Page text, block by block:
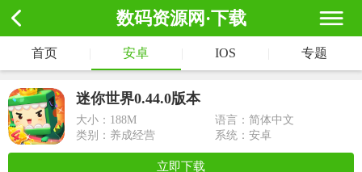
数码资源网·下载
首页 安卓 IOS 专题
迷你世界0.44.0版本
大小： 188M
语言：简体中文
类别：养成经营
系统：安卓
立即下载